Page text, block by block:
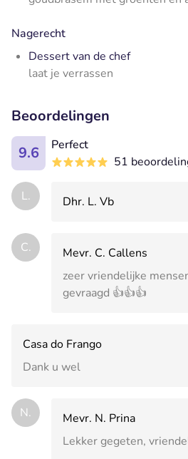
Nagerecht
Dessert van de chef
laat je verrassen
Beoordelingen
9.6
Perfect
51
L. Dhr. L. Vb
C.
Mevr. C. Callens
zeer vriendelijke
gevraagd 👍👍👍
Casa do Frango
Dank u wel
N.
Mevr. N. Prina
Lekker gegeten,